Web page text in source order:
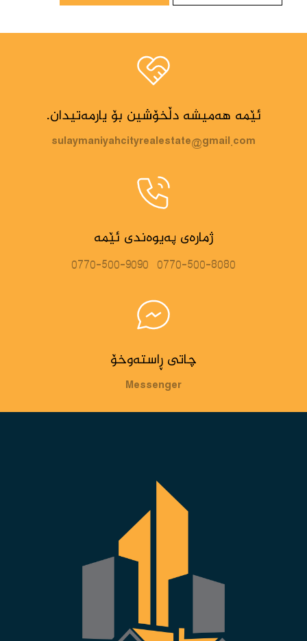
ئێمە هەمیشە دڵخۆشین بۆ یارمەتیدان.
sulaymaniyahcityrealestate@gmail.com
ژمارەی پەیوەندی ئێمە
0770-500-8080
0770-500-9090
چاتی ڕاستەوخۆ
Messenger